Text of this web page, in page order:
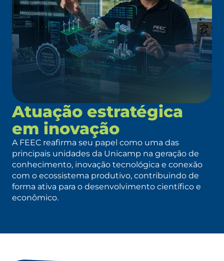
Atuação estratégica
em inovação
A FEEC reafirma seu papel como uma das
principais unidades da Unicamp na geração de
conhecimento, inovação tecnológica e conexão
com o ecossistema produtivo, contribuindo de
forma ativa para o desenvolvimento científico e
econômico.